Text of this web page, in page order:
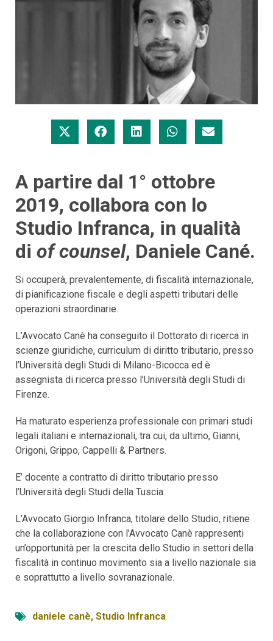
A partire dal 1° ottobre
2019, collabora con lo
Studio Infranca, in qualità
di of counsel, Daniele Cané.
Si occuperà, prevalentemente, di fiscalità internazionale,
di pianificazione fiscale e degli aspetti tributari delle
operazioni straordinarie.
L’Avvocato Canè ha conseguito il Dottorato di ricerca in
scienze giuridiche, curriculum di diritto tributario, presso
l’Università degli Studi di Milano-Bicocca ed è
assegnista di ricerca presso l’Università degli Studi di
Firenze.
Ha maturato esperienza professionale con primari studi
legali italiani e internazionali, tra cui, da ultimo, Gianni,
Origoni, Grippo, Cappelli & Partners.
E’ docente a contratto di diritto tributario presso
l’Università degli Studi della Tuscia.
L’Avvocato Giorgio Infranca, titolare dello Studio, ritiene
che la collaborazione con l’Avvocato Canè rappresenti
un’opportunità per la crescita dello Studio in settori della
fiscalità in continuo movimento sia a livello nazionale sia
e soprattutto a livello sovranazionale.
daniele canè, Studio Infranca